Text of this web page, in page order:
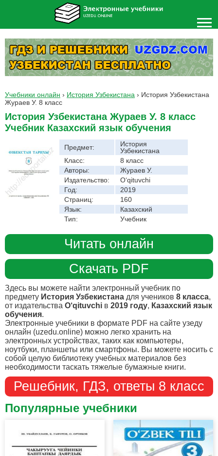
Учебники онлайн › История Узбекистана › История Узбекистана
Жураев У. 8 класс
История Узбекистана Жураев У. 8 класс
Учебник Казахский язык обучения
Предмет:
История
Узбекистана
Класс:
8 класс
Авторы:
Жураев У.
Издательство:
O‘qituvchi
Год:
2019
Страниц:
160
Язык:
Казахский
Тип:
Учебник
Читать онлайн
Скачать PDF
Здесь вы можете найти электронный учебник по
предмету История Узбекистана для учеников 8 класса,
от издательства O‘qituvchi в 2019 году, Казахский язык
обучения.
Электронные учебники в формате PDF на сайте узеду
онлайн (uzedu.online) можно легко хранить на
электронных устройствах, таких как компьютеры,
ноутбуки, планшеты или смартфоны. Вы можете носить с
собой целую библиотеку учебных материалов без
необходимости таскать тяжелые бумажные книги.
Решебник, ГДЗ, ответы 8 класс
Популярные учебники